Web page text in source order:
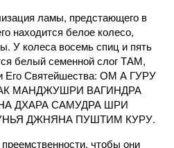
ламы, предстающего в
находится белое колесо,
У колеса восемь спиц и пять
белый семенной слог ТАМ,
Его Святейшества: ОМ А ГУРУ
МАНДЖУШРИ ВАГИНДРА
ДХАРА САМУДРА ШРИ
ДЖНЯНА ПУШТИМ КУРУ.
чтобы они